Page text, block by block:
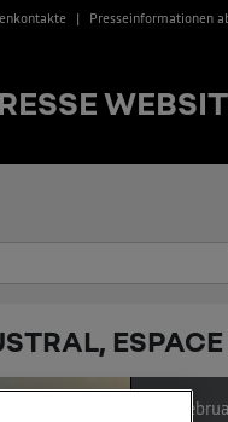
Presseinformationen
27.